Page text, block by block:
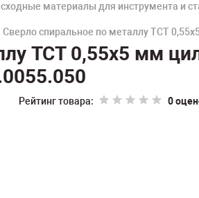
материалы для инструмента и
Сверло спиральное по металлу TCT
TCT 0,55х5 мм
Рейтинг товара: 0